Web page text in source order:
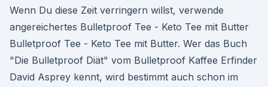
Wenn Du diese Zeit verringern willst, verwende
angereichertes Bulletproof Tee - Keto Tee mit Butter
Bulletproof Tee - Keto Tee mit Butter. Wer das Buch
"Die Bulletproof Diät" vom Bulletproof Kaffee Erfinder
David Asprey kennt, wird bestimmt auch schon im